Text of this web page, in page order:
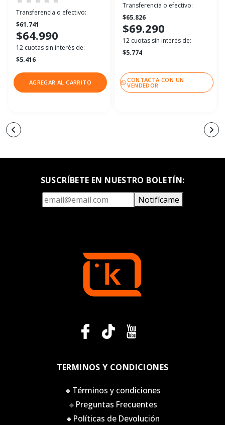
Transferencia o efectivo:
$61.741
$64.990
12 cuotas sin interés de:
$5.416
AGREGAR AL CARRITO
Transferencia o efectivo:
$65.826
$69.290
12 cuotas sin interés de:
$5.774
CONTACTA CON UN
VENDEDOR
SUSCRÍBETE EN NUESTRO BOLETÍN:
Notifícame
TERMINOS Y CONDICIONES
🔸Términos y condiciones
🔸Preguntas Frecuentes
🔸Políticas de Devolución